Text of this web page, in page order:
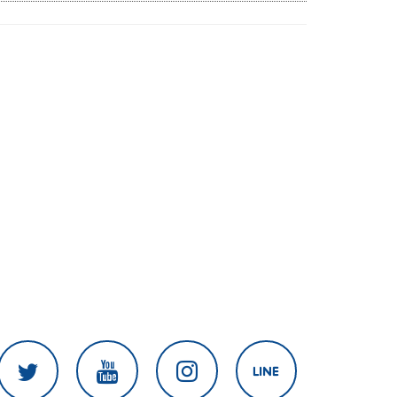
ความมั่นคงปลอดภัยข้อมูลภาครัฐทั้ง